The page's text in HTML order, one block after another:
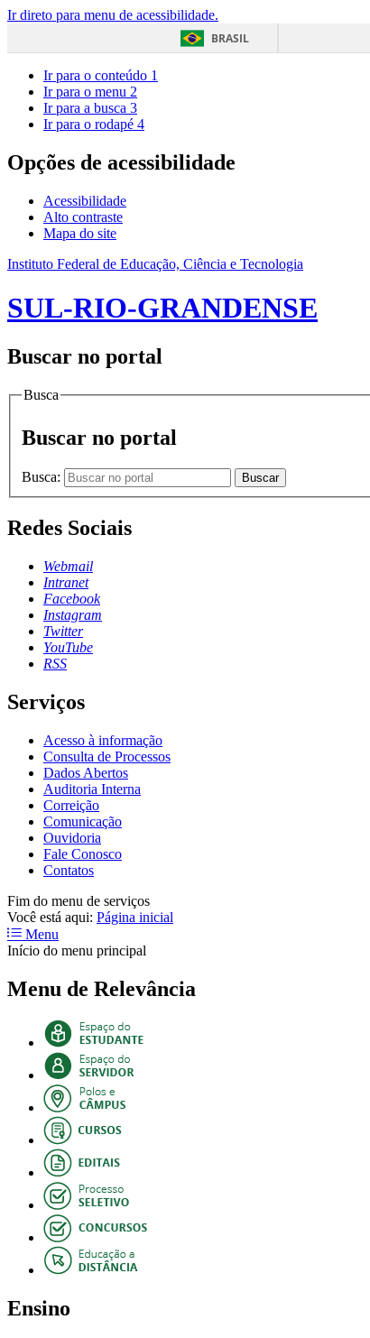
Ir direto para menu de acessibilidade.
BRASIL
Ir para o conteúdo 1
Ir para o menu 2
Ir para a busca 3
Ir para o rodapé 4
Opções de acessibilidade
Acessibilidade
Alto contraste
Mapa do site
Instituto Federal de Educação, Ciência e Tecnologia
SUL-RIO-GRANDENSE
Buscar no portal
Busca
Buscar no portal
Busca: Buscar
Redes Sociais
Webmail
Intranet
Facebook
Instagram
Twitter
YouTube
RSS
Serviços
Acesso à informação
Consulta de Processos
Dados Abertos
Auditoria Interna
Correição
Comunicação
Ouvidoria
Fale Conosco
Contatos
Fim do menu de serviços
Você está aqui: Página inicial
Menu
Início do menu principal
Menu de Relevância
Ensino